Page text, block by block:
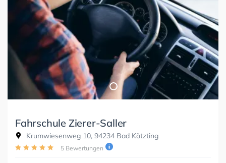
Fahrschule Zierer-Saller
Krumwiesenweg 10, 94234 Bad Kötzting
5 Bewertungen